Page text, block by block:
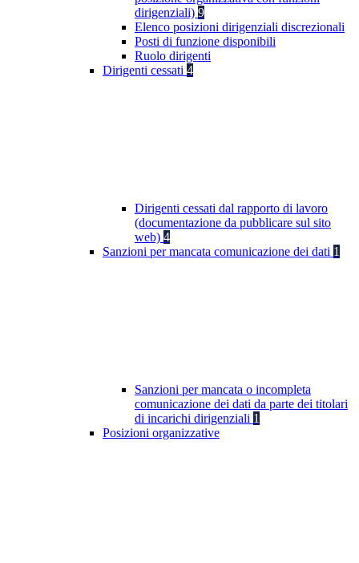
dirigenziali) 9
Elenco posizioni dirigenziali discrezionali
Posti di funzione disponibili
Ruolo dirigenti
Dirigenti cessati 4
Dirigenti cessati dal rapporto di lavoro
(documentazione da pubblicare sul sito
web) 4
Sanzioni per mancata comunicazione dei dati 1
Sanzioni per mancata o incompleta
comunicazione dei dati da parte dei titolari
di incarichi dirigenziali 1
Posizioni organizzative